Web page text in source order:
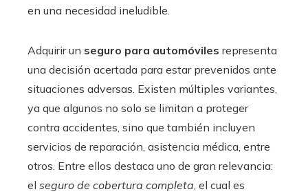
en una necesidad ineludible.
Adquirir un seguro para automóviles representa
una decisión acertada para estar prevenidos ante
situaciones adversas. Existen múltiples variantes,
ya que algunos no solo se limitan a proteger
contra accidentes, sino que también incluyen
servicios de reparación, asistencia médica, entre
otros. Entre ellos destaca uno de gran relevancia:
el seguro de cobertura completa , el cual es